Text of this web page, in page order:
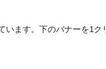
います。下のバナーを1ク